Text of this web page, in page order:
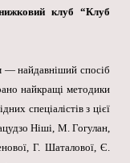
клуб “Клуб
— найдавніший спосіб
найкращі методики
спеціалістів з цієї
Ніші, М. Гогулан,
Г. Шаталової, Є.